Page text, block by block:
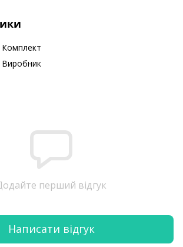
Комплект
Виробник
перший відгук
Написати відгук